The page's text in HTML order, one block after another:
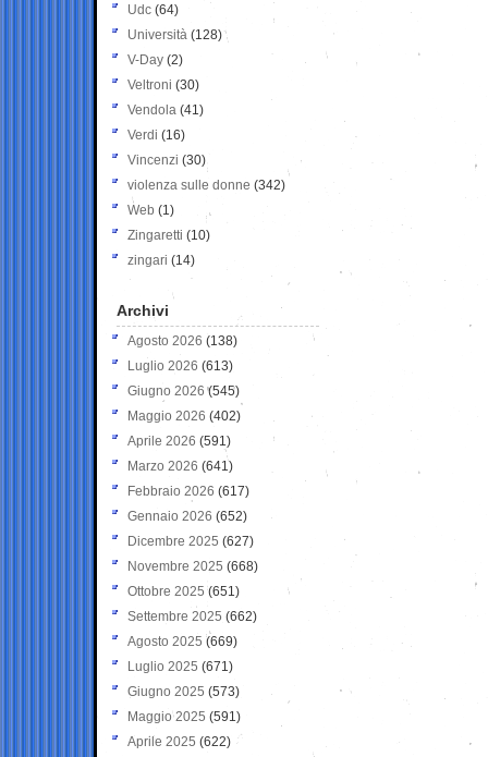
Udc (64)
Università (128)
V-Day (2)
Veltroni (30)
Vendola (41)
Verdi (16)
Vincenzi (30)
violenza sulle donne (342)
Web (1)
Zingaretti (10)
zingari (14)
Archivi
Agosto 2026 (138)
Luglio 2026 (613)
Giugno 2026 (545)
Maggio 2026 (402)
Aprile 2026 (591)
Marzo 2026 (641)
Febbraio 2026 (617)
Gennaio 2026 (652)
Dicembre 2025 (627)
Novembre 2025 (668)
Ottobre 2025 (651)
Settembre 2025 (662)
Agosto 2025 (669)
Luglio 2025 (671)
Giugno 2025 (573)
Maggio 2025 (591)
Aprile 2025 (622)